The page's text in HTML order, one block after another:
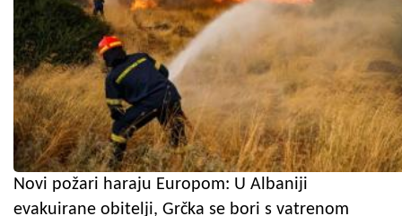
Novi požari haraju Europom: U Albaniji
evakuirane obitelji, Grčka se bori s vatrenom